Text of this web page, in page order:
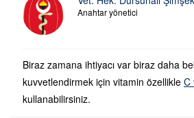
Anahtar yönetici
Biraz zamana ihtiyacı var biraz daha
kuvvetlendirmek için vitamin özellikle C
kullanabilirsiniz.